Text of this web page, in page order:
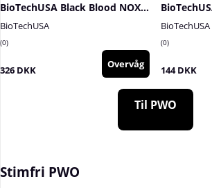
BioTechUSA Black Blood NOX+, 330 g
BioTechUSA
0
326 DKK Overvåg
BioTechUSA
0
144 DKK
Til PWO
Stimfri PWO